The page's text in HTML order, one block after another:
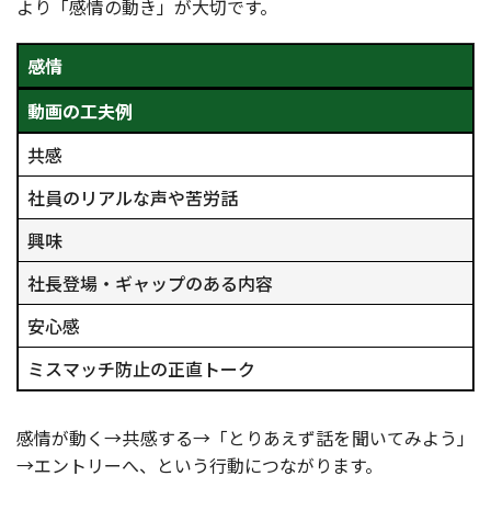
より「感情の動き」が大切です。
感情
動画の工夫例
共感
社員のリアルな声や苦労話
興味
社長登場・ギャップのある内容
安心感
ミスマッチ防止の正直トーク
感情が動く→共感する→「とりあえず話を聞いてみよう」
→エントリーへ、という行動につながります。